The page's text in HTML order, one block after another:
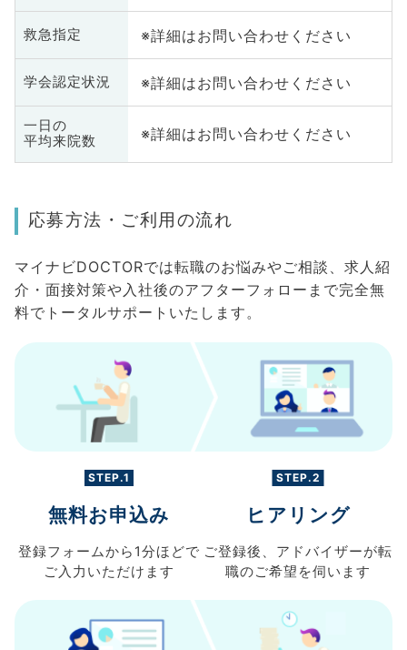
救急指定 ※詳細はお問い合わせください
学会認定状況 ※詳細はお問い合わせください
一日の
平均来院数
※詳細はお問い合わせください
応募方法・ご利用の流れ
マイナビDOCTORでは転職のお悩みやご相談、求人紹
介・面接対策や入社後のアフターフォローまで完全無
料でトータルサポートいたします。
STEP.1
無料お申込み
登録フォームから 1分ほどで
ご入力 いただけます
STEP.2
ヒアリング
ご登録後、 アドバイザーが転
職のご希望を伺います